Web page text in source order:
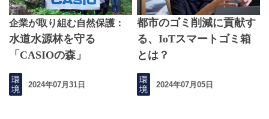
企業が取り組む自然保護：
水道水源林を守る
「CASIOの森」
環
境
2024年07月31日
都市のゴミ削減に貢献す
る、IoTスマートゴミ箱
とは？
環
境
2024年07月05日